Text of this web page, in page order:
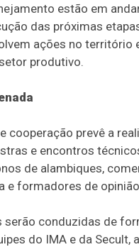
estão em
das próximas
ações no território
produtivo.
cooperação prevê a
e encontros
de alambiques,
e formadores de
serão conduzidas de
do IMA e da Secult,